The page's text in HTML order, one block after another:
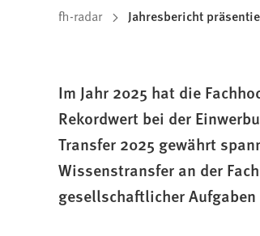
Sie
sich
hier:
fh-radar Jahresbericht
Im Jahr 2025 hat die
Rekordwert bei der
Transfer 2025 gewährt
Wissenstransfer an der
gesellschaftlicher